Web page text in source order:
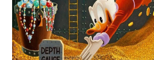
repensam as próprias raízes.